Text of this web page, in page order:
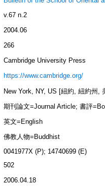
v.67 n.2
2004.06
266
Cambridge University Press
https://www.cambridge.org/
New York, NY, US [紐約, 紐約州,
期刊論文=Journal Article; 書評
英文=English
佛教人物=Buddhist
0041977X (P); 14740699 (E)
502
2006.04.18